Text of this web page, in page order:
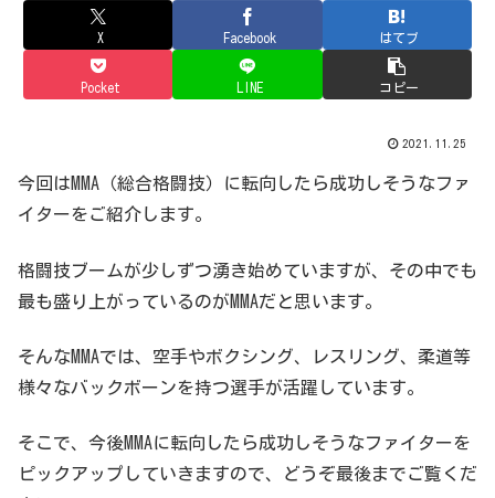
X Facebook はてブ
Pocket LINE コピー
2021.11.25
今回はMMA（総合格闘技）に転向したら成功しそうなファ
イターをご紹介します。
格闘技ブームが少しずつ湧き始めていますが、その中でも
最も盛り上がっているのがMMAだと思います。
そんなMMAでは、空手やボクシング、レスリング、柔道等
様々なバックボーンを持つ選手が活躍しています。
そこで、今後MMAに転向したら成功しそうなファイターを
ピックアップしていきますので、どうぞ最後までご覧くだ